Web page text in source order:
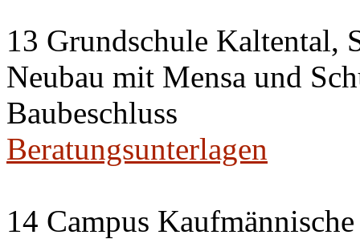
13 Grundschule Kaltental,
Neubau mit Mensa und
Baubeschluss
Beratungsunterlagen
14 Campus